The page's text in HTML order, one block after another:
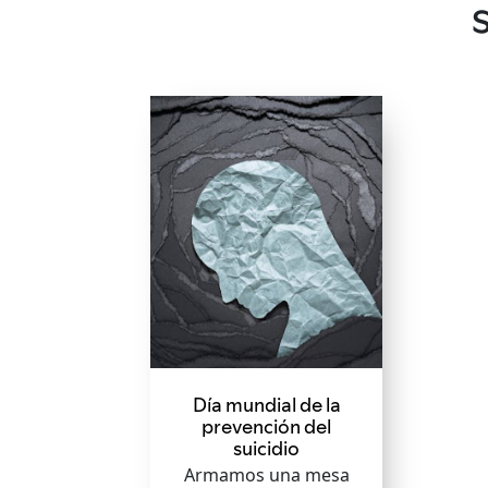
Día mundial de la
prevención del
suicidio
Armamos una mesa